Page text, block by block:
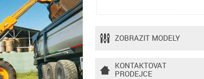
ZOBRAZIT MODELY
KONTAKTOVAT
PRODEJCE